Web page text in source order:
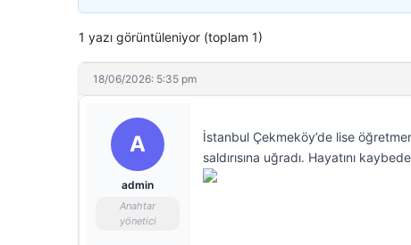
1 yazı görüntüleniyor (toplam 1)
18/06/2026: 5:35 pm
A
admin
Anahtar
yönetici
İstanbul Çekmeköy’de lise
saldırısına uğradı. Hayatını